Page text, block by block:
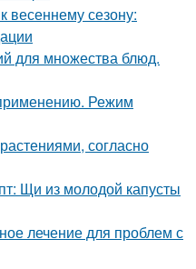
весеннему сезону:
для множества блюд.
Режим
согласно
Щи из молодой капусты
лечение для проблем с